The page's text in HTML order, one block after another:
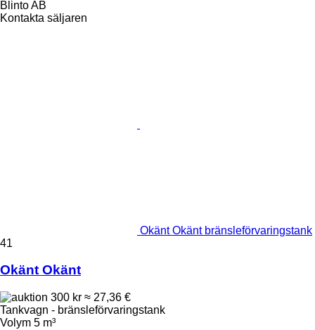
Blinto AB
Kontakta säljaren
Okänt Okänt bränsleförvaringstank
41
Okänt Okänt
300 kr ≈ 27,36 €
Tankvagn - bränsleförvaringstank
Volym 5 m³